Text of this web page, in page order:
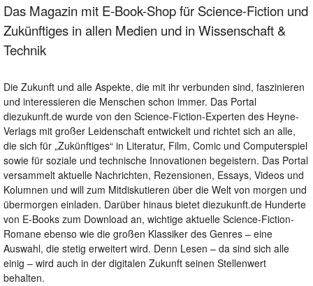
Das Magazin mit E-Book-Shop für Science-Fiction und
Zukünftiges in allen Medien und in Wissenschaft &
Technik
Die Zukunft und alle Aspekte, die mit ihr verbunden sind, faszinieren
und interessieren die Menschen schon immer. Das Portal
diezukunft.de wurde von den Science-Fiction-Experten des Heyne-
Verlags mit großer Leidenschaft entwickelt und richtet sich an alle,
die sich für „Zukünftiges“ in Literatur, Film, Comic und Computerspiel
sowie für soziale und technische Innovationen begeistern. Das Portal
versammelt aktuelle Nachrichten, Rezensionen, Essays, Videos und
Kolumnen und will zum Mitdiskutieren über die Welt von morgen und
übermorgen einladen. Darüber hinaus bietet diezukunft.de Hunderte
von E-Books zum Download an, wichtige aktuelle Science-Fiction-
Romane ebenso wie die großen Klassiker des Genres – eine
Auswahl, die stetig erweitert wird. Denn Lesen – da sind sich alle
einig – wird auch in der digitalen Zukunft seinen Stellenwert
behalten.